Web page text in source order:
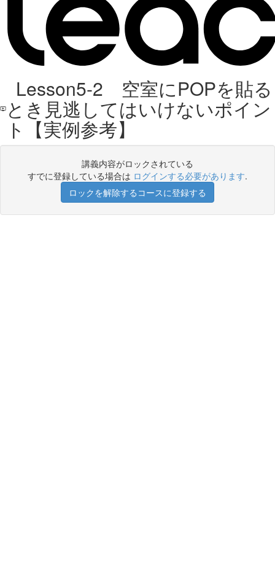
Lesson5-2 空室にPOPを貼る
とき見逃してはいけないポイン
ト【実例参考】
講義内容がロックされている
すでに登録している場合は ログインする必要があります.
ロックを解除するコースに登録する